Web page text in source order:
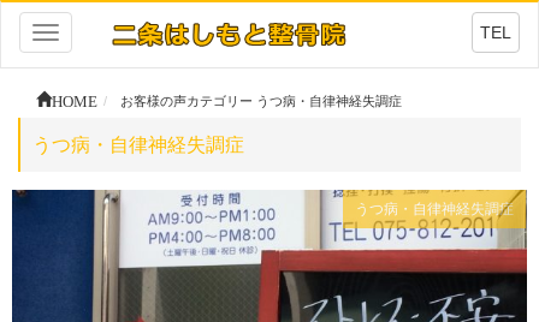
Toggle
navigation
TEL
HOME お客様の声カテゴリー うつ病・自律神経失調症
うつ病・自律神経失調症
うつ病・自律神経失調症